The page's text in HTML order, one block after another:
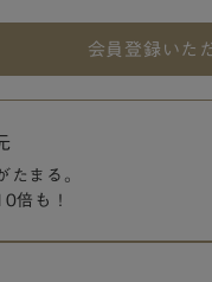
会員登録いた
たまる。
倍も！